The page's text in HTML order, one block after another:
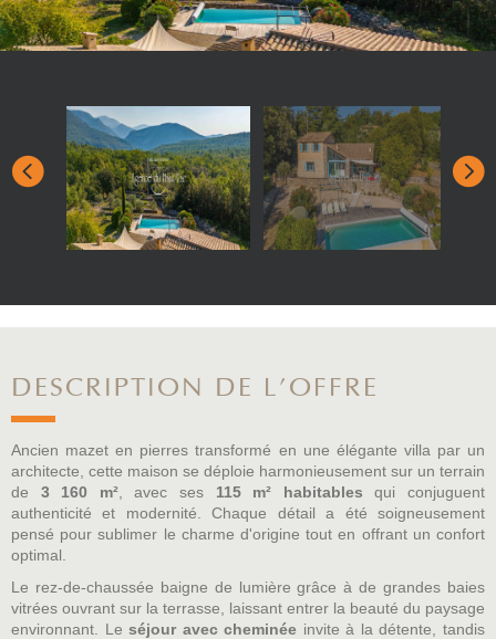
DESCRIPTION DE L'OFFRE
Ancien mazet en pierres transformé en une élégante villa par un
architecte, cette maison se déploie harmonieusement sur un terrain
de 3 160 m², avec ses 115 m² habitables qui conjuguent
authenticité et modernité. Chaque détail a été soigneusement
pensé pour sublimer le charme d'origine tout en offrant un confort
optimal.
Le rez-de-chaussée baigne de lumière grâce à de grandes baies
vitrées ouvrant sur la terrasse, laissant entrer la beauté du paysage
environnant. Leséjour avec cheminée invite à la détente, tandis